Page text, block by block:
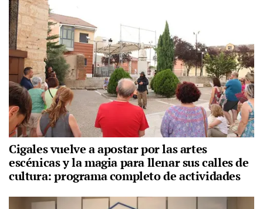
Cigales vuelve a apostar por las artes
escénicas y la magia para llenar sus calles de
cultura: programa completo de actividades